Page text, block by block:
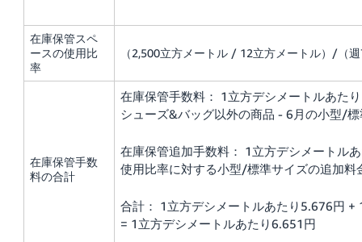
在庫保管スペ
ースの使用比
率
（2,500立方メートル / 12立方メートル）/（
在庫保管手数
料の合計
在庫保管手数料： 1立方デシメートルあた
シューズ&バッグ以外の商品 - 6月の小型/
在庫保管追加手数料： 1立方デシメートル
使用比率に対する小型/標準サイズの追加料
合計： 1立方デシメートルあたり5.676円
= 1立方デシメートルあたり6.651円